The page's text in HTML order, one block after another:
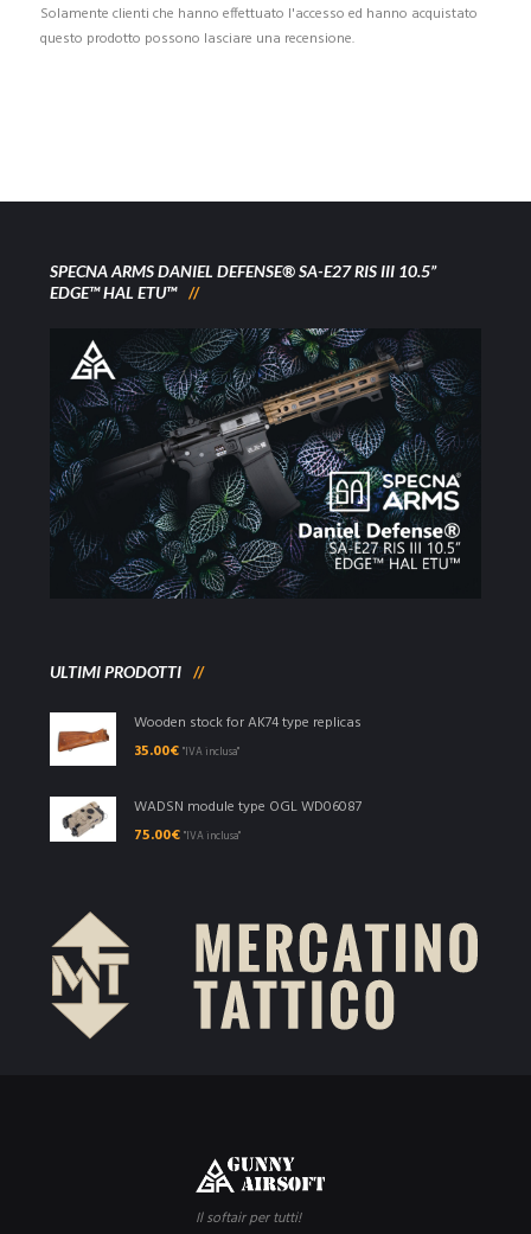
Solamente clienti che hanno effettuato l'accesso ed hanno acquistato
questo prodotto possono lasciare una recensione.
SPECNA ARMS DANIEL DEFENSE® SA-E27 RIS III 10.5”
EDGE™ HAL ETU™
ULTIMI PRODOTTI
Wooden stock for AK74 type replicas
35.00€ "IVA inclusa"
WADSN module type OGL WD06087
75.00€ "IVA inclusa"
Il softair per tutti!